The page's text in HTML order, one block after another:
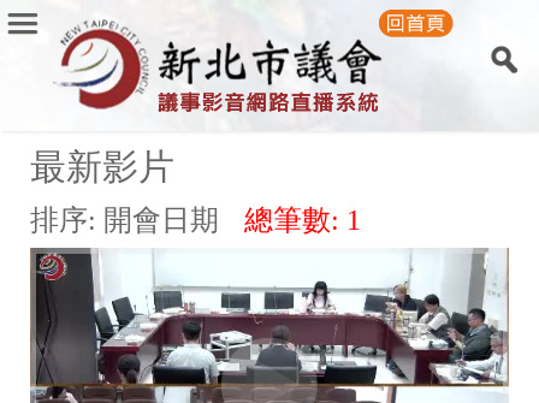
最新影片
排序: 開會日期 總筆數: 1